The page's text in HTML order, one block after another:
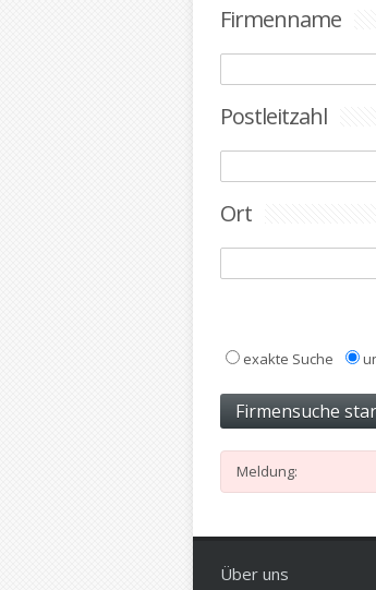
Firmenname
Postleitzahl
Ort
exakte Suche
Meldung:
Über uns